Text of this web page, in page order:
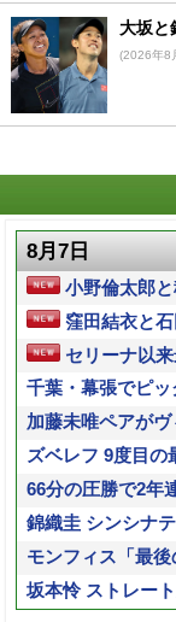
大坂と
(2026年8
8月7日
小野倫太郎
窪田結衣と
セリーナ以
千葉・幕張でピ
加藤未唯ペアが
ズベレフ 9度目の
66分の圧勝で2年
錦織圭 シンシナ
モンフィス「最後
坂本怜 ストレー